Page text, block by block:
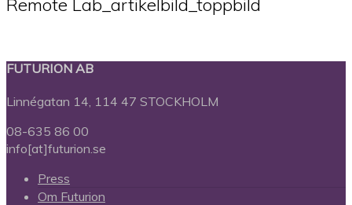
Remote Lab_artikelbild_toppbild
FUTURION AB
Linnégatan 14, 114 47 STOCKHOLM
08-635 86 00
info[at]futurion.se
Press
Om Futurion